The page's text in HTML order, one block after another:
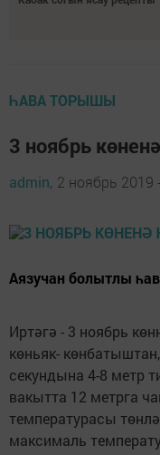
ҺАВА ТОРЫШЫ
3 ноябрь
admin, 2 ноябрь 2019
Аязучан болытлы
Иртәгә - 3 ноябрь
көньяк-
секундына 4-8 метр
вакытта 12 метрга
температурасы
максималь